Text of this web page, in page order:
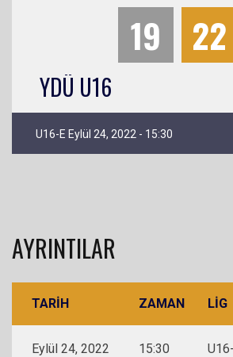
19 22
YDÜ U16
U16-E Eylül 24, 2022 - 15:30
AYRINTILAR
TARIH ZAMAN LIG
Eylül 24, 2022 15:30